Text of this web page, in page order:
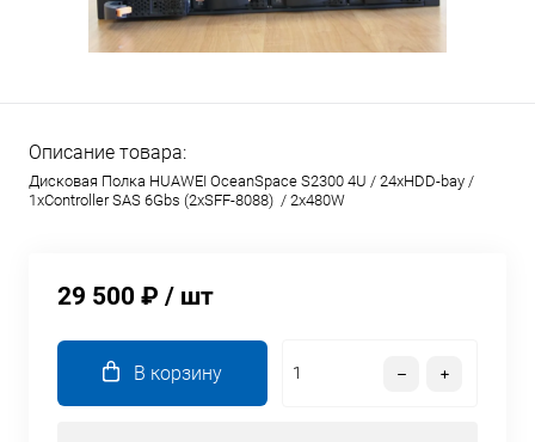
Описание товара:
Дисковая Полка HUAWEI OceanSpace S2300 4U / 24xHDD-bay /
1xController SAS 6Gbs (2xSFF-8088) / 2x480W
29 500 ₽ / шт
В корзину